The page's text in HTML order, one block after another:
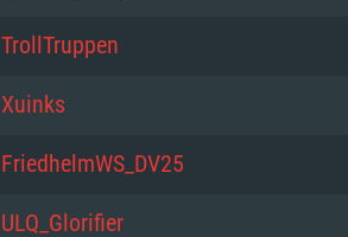
TrollTruppen
Xuinks
FriedhelmWS_DV25
ULQ_Glorifier